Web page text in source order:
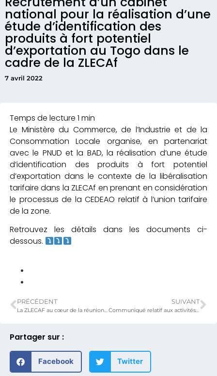
national pour la réalisation d’une
étude d’identification des
produits à fort potentiel
d’exportation au Togo dans le
cadre de la ZLECAf
7 avril 2022
Partager sur :
Facebook Twitter
Le Ministère du Commerce, de l’Industrie et de la
Consommation Locale organise, en partenariat
avec le PNUD et la BAD, la réalisation d’une étude
d’identification des produits à fort potentiel
d’exportation dans le contexte de la libéralisation
tarifaire dans la ZLECAf en prenant en considération
le processus de la CEDEAO relatif à l’union tarifaire
de la zone.
Retrouvez les détails dans les documents ci-
dessous.
PRÉCÉDENT SUIVANT
Communiqué relatif aux activités du Gouvernement les 8, 9 et 10 avril 2022.